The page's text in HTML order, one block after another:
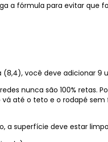
a fórmula para evitar que
você deve adicionar 9
nunca são 100% retas.
até o teto e o rodapé
a superfície deve estar